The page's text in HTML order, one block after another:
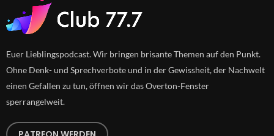
Euer Lieblingspodcast. Wir bringen brisante Themen auf den Punkt.
Ohne Denk- und Sprechverbote und in der Gewissheit, der Nachwelt
einen Gefallen zu tun, öffnen wir das Overton-Fenster
sperrangelweit.